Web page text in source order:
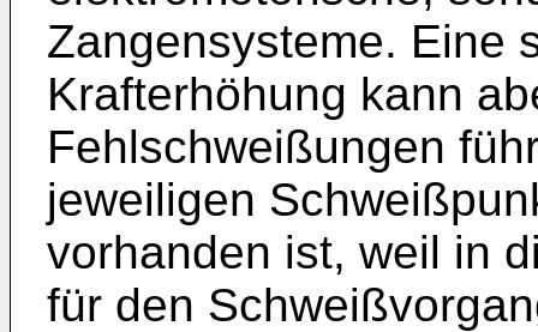
Zangensysteme. Eine
Krafterhöhung kann
Fehlschweißungen
jeweiligen
vorhanden ist, weil in
für den